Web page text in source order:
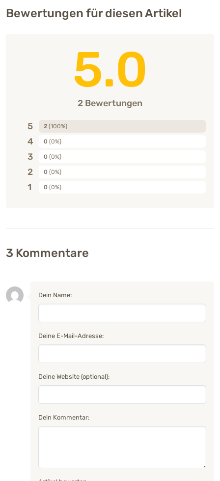
Bewertungen für diesen Artikel
5.0
2 Bewertungen
5 2 (100%)
4 0 (0%)
3 0 (0%)
2 0 (0%)
1 0 (0%)
3 Kommentare
Dein Name:
Deine E-Mail-Adresse:
Deine Website (optional):
Dein Kommentar: